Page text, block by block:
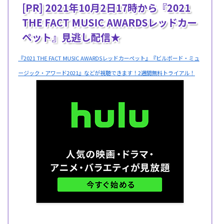
[PR] 2021年10月2日17時から『2021
THE FACT MUSIC AWARDSレッドカー
ペット』見逃し配信★
『2021 THE FACT MUSIC AWARDSレッドカーペット』『ビルボード・ミュ
ージック・アワード2021』などが視聴できます！2週間無料トライアル！